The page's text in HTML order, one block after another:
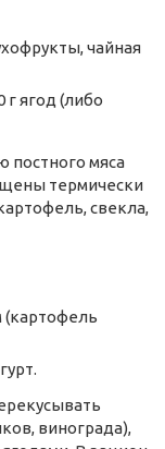
чайная
г ягод (либо
постного мяса
термически
свекла,
(картофель
винограда),